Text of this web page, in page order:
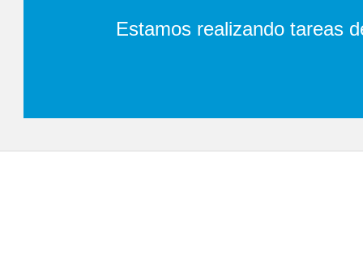
Estamos realizando tareas